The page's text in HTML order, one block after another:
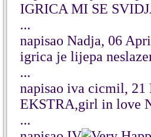
IGRICA MI SE
...
napisao Nadja, 06
igrica je lijepa
...
napisao iva cicmil, 21
EKSTRA,girl in love
...